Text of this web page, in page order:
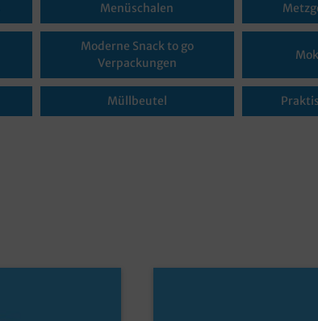
Menüschalen
Moderne Snack to go
Verpackungen
Müllbeutel